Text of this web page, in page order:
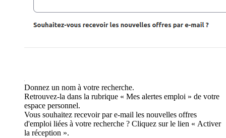
Donnez un nom à votre recherche.
Retrouvez-la dans la rubrique « Mes alertes emploi » de votre
espace personnel.
Vous souhaitez recevoir par e-mail les nouvelles offres
d'emploi liées à votre recherche ? Cliquez sur le lien « Activer
la réception ».